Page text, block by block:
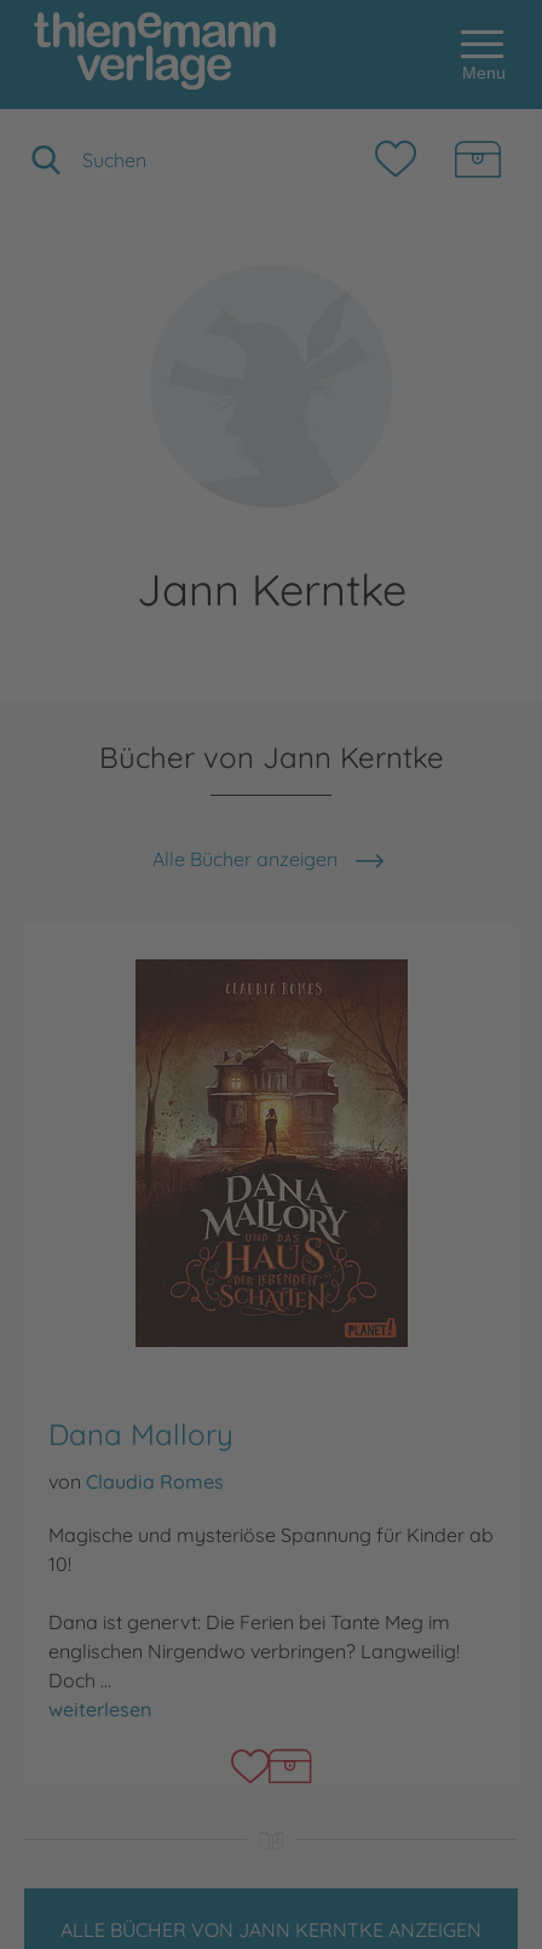
Menu
Jann Kerntke
Bücher von Jann Kerntke
Alle Bücher anzeigen
Dana Mallory
von Claudia Romes
Magische und mysteriöse Spannung für Kinder ab
10!
Dana ist genervt: Die Ferien bei Tante Meg im
englischen Nirgendwo verbringen? Langweilig!
Doch …
Dana Mallory
weiterlesen
ALLE BÜCHER VON JANN KERNTKE ANZEIGEN